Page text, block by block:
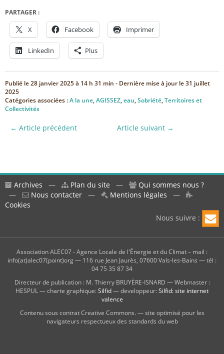
PARTAGER :
X Facebook Imprimer
LinkedIn Plus
Publié le28 janvier 2025 à 14 h 31 min - Dernière mise à jour le31 juillet
2025
Catégories associées :A la une,AGISSEZ,eau,Sobriété,Territoires et
Collectivités
← Article précédent Article suivant →
Archives — Plan du site —
Qui sommes nous ?
—
Nous contacter — Mentions légales —
Cookies
Nous suivre :
Association ALEC07 - Agence Locale de l'Énergie et du Climat – mail :
info(at)alec07(point)org — 116 rue Jean Jaurès, 07600 Vals-les-Bains — tél :
04 75 35 87 34
Directeur de publication : M. Thierry BRUYÈRE-ISNARD — Webmaster :
HESPUL — charte graphique:Silfid— developpeur:Silfid: site internet
valence
Contenu sous contrat Creative Commons. — site optimisé pour les
navigateurs respectueux des standards du web